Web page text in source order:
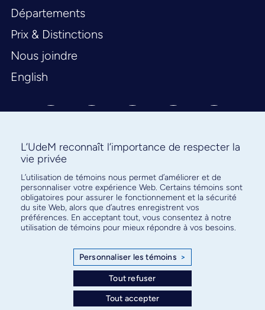
Départements
Prix & Distinctions
Nous joindre
English
Abonnez-vous à notre infolettre
pour connaître l’actualité facultaire
L’UdeM reconnaît l’importance de respecter la
vie privée
L’utilisation de témoins nous permet d’améliorer et de
personnaliser votre expérience Web. Certains témoins sont
obligatoires pour assurer le fonctionnement et la sécurité
du site Web, alors que d’autres enregistrent vos
préférences. En acceptant tout, vous consentez à notre
utilisation de témoins pour mieux répondre à vos besoins.
Personnaliser les témoins >
Tout refuser
Tout accepter